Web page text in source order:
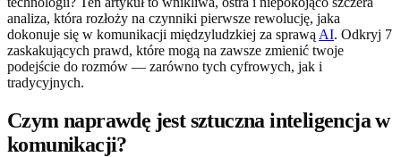
analiza, która rozłoży na czynniki pierwsze rewolucję, jaka
dokonuje się w komunikacji międzyludzkiej za sprawą AI. Odkryj 7
zaskakujących prawd, które mogą na zawsze zmienić twoje
podejście do rozmów — zarówno tych cyfrowych, jak i
tradycyjnych.
Czym naprawdę jest sztuczna inteligencja w
komunikacji?